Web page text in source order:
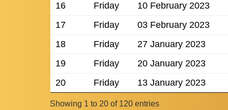
16
Friday
10 February 2023
17
Friday
03 February 2023
18
Friday
27 January 2023
19
Friday
20 January 2023
20
Friday 13 January 2023
Showing 1 to 20 of 120 entries